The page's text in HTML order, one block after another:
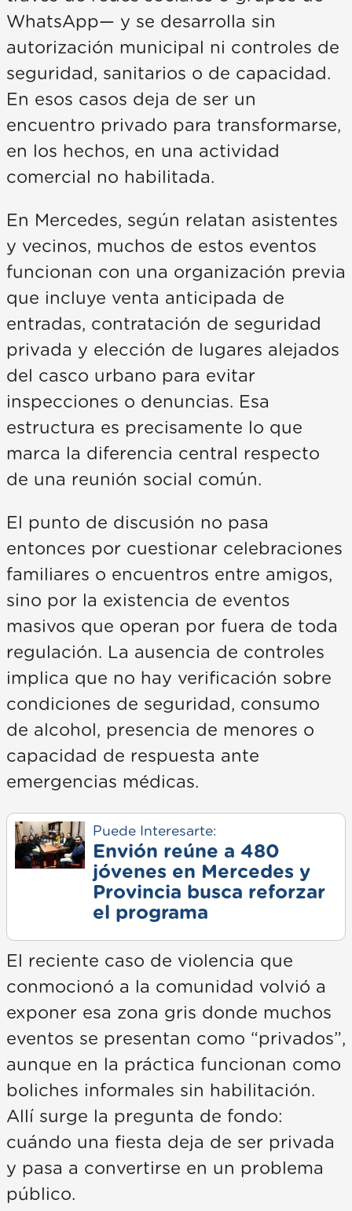
WhatsApp— y se desarrolla sin
autorización municipal ni controles de
seguridad, sanitarios o de capacidad.
En esos casos deja de ser un
encuentro privado para transformarse,
en los hechos, en una actividad
comercial no habilitada.
En Mercedes, según relatan asistentes
y vecinos, muchos de estos eventos
funcionan con una organización previa
que incluye venta anticipada de
entradas, contratación de seguridad
privada y elección de lugares alejados
del casco urbano para evitar
inspecciones o denuncias. Esa
estructura es precisamente lo que
marca la diferencia central respecto
de una reunión social común.
El punto de discusión no pasa
entonces por cuestionar celebraciones
familiares o encuentros entre amigos,
sino por la existencia de eventos
masivos que operan por fuera de toda
regulación. La ausencia de controles
implica que no hay verificación sobre
condiciones de seguridad, consumo
de alcohol, presencia de menores o
capacidad de respuesta ante
emergencias médicas.
Puede Interesarte:
Envión reúne a 480
jóvenes en Mercedes y
Provincia busca reforzar
el programa
El reciente caso de violencia que
conmocionó a la comunidad volvió a
exponer esa zona gris donde muchos
eventos se presentan como “privados”,
aunque en la práctica funcionan como
boliches informales sin habilitación.
Allí surge la pregunta de fondo:
cuándo una fiesta deja de ser privada
y pasa a convertirse en un problema
público.